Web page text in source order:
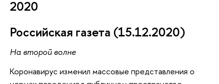
2020
Российская газета (15.12.2020)
На второй волне
Коронавирус изменил массовые представления о